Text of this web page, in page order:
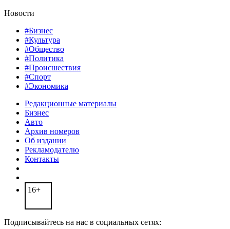
Новости
#Бизнес
#Культура
#Общество
#Политика
#Происшествия
#Спорт
#Экономика
Редакционные материалы
Бизнес
Авто
Архив номеров
Об издании
Рекламодателю
Контакты
16+
Подписывайтесь на нас в социальных сетях: